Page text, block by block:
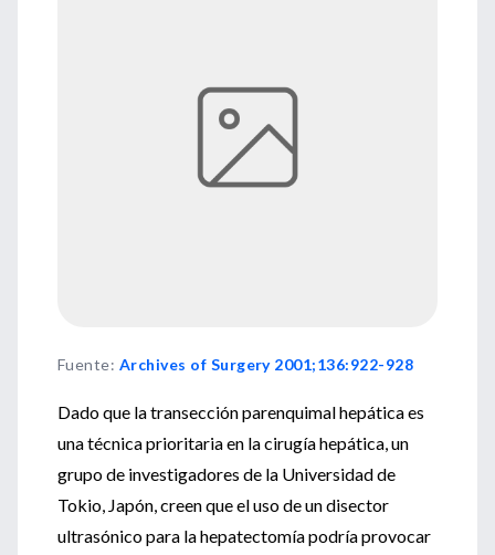
Fuente: Archives of Surgery 2001;136:922-928
Dado que la transección parenquimal hepática es
una técnica prioritaria en la cirugía hepática, un
grupo de investigadores de la Universidad de
Tokio, Japón, creen que el uso de un disector
ultrasónico para la hepatectomía podría provocar